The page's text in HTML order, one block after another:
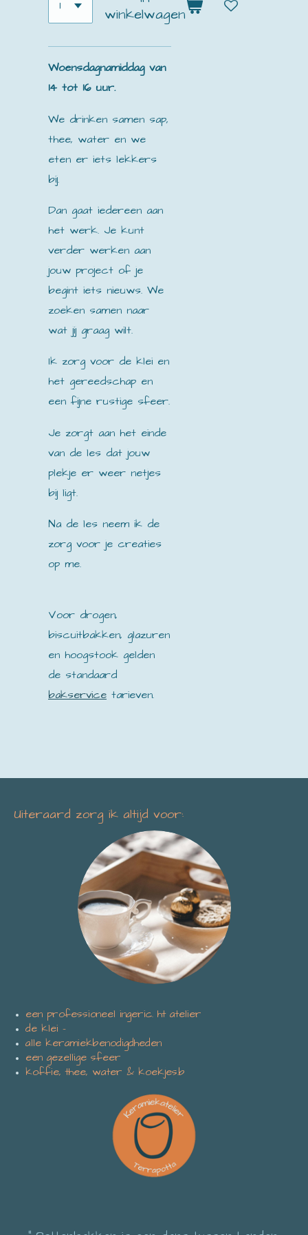
winkelwagen
Woensdagnamiddag van
14 tot 16 uur.
We drinken samen sap,
thee, water en we
eten er iets lekkers
bij.
Dan gaat iedereen aan
het werk. Je kunt
verder werken aan
jouw project of je
begint iets nieuws. We
zoeken samen naar
wat jij graag wilt.
Ik zorg voor de klei en
het gereedschap en
een fijne rustige sfeer.
Je zorgt aan het einde
van de les dat jouw
plekje er weer netjes
bij ligt.
Na de les neem ik de
zorg voor je creaties
op me.
Voor drogen,
biscuitbakken, glazuren
en hoogstook gelden
de standaard
bakservice tarieven.
Uiteraard zorg ik altijd voor:
een professioneel ingeric. ht atelier
de klei -
alle keramiekbenodigdheden
een gezellige sfeer
koffie, thee, water & koekjes.b